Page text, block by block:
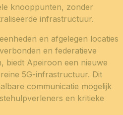
knooppunten, zonder
infrastructuur.
en afgelegen locaties
en federatieve
biedt Apeiroon een nieuwe
5G-infrastructuur. Dit
communicatie mogelijk
en kritieke